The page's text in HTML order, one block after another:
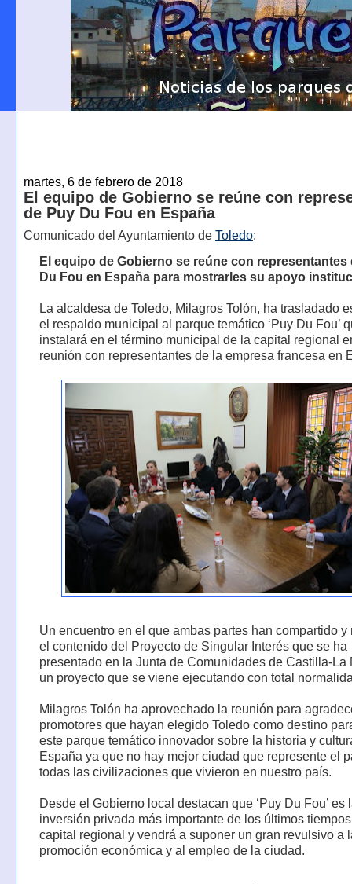
martes, 6 de febrero de 2018
El equipo de Gobierno se reúne con
de Puy Du Fou en España
Comunicado del Ayuntamiento de Toledo:
El equipo de Gobierno se reúne con representantes
Du Fou en España para mostrarles su apoyo
La alcaldesa de Toledo, Milagros Tolón, ha trasladado
el respaldo municipal al parque temático ‘Puy Du Fou’
instalará en el término municipal de la capital regional
reunión con representantes de la empresa francesa en
Un encuentro en el que ambas partes han compartido y
el contenido del Proyecto de Singular Interés que se ha
presentado en la Junta de Comunidades de Castilla-La
un proyecto que se viene ejecutando con total
Milagros Tolón ha aprovechado la reunión para
promotores que hayan elegido Toledo como destino
este parque temático innovador sobre la historia y
España ya que no hay mejor ciudad que represente el
todas las civilizaciones que vivieron en nuestro país.
Desde el Gobierno local destacan que ‘Puy Du Fou’ es
inversión privada más importante de los últimos
capital regional y vendrá a suponer un gran revulsivo a
promoción económica y al empleo de la ciudad.